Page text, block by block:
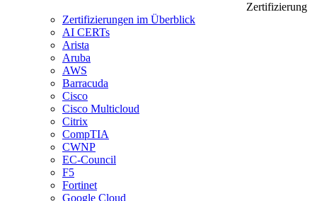
Zertifizierung
Zertifizierungen im Überblick
AI CERTs
Arista
Aruba
AWS
Barracuda
Cisco
Cisco Multicloud
Citrix
CompTIA
CWNP
EC-Council
F5
Fortinet
Google Cloud